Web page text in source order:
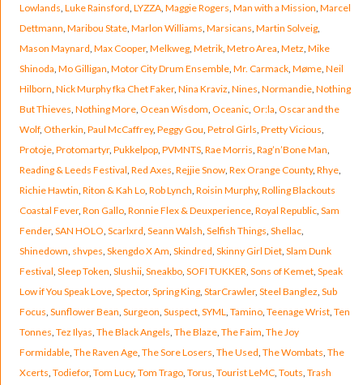
Lowlands Luke Rainsford LYZZA, Maggie Rogers Man with a Mission Marcel
Dettmann Maribou State, Marlon Williams Marsicans Martin Solveig,
Mason Maynard Max Cooper, Melkweg, Metrik, Metro Area Metz Mike
Shinoda Mo Gilligan Motor City Drum Ensemble, Mr. Carmack, Møme, Neil
Hilborn Nick Murphy fka Chet Faker, Nina Kraviz Nines Normandie, Nothing
But Thieves Nothing More, Ocean Wisdom Oceanic, Or:la Oscar and the
Wolf, Otherkin Paul McCaffrey, Peggy Gou Petrol Girls Pretty Vicious
Protoje, Protomartyr, Pukkelpop, PVMNTS, Rae Morris Rag’n’Bone Man
Reading & Leeds Festival Red Axes Rejjie Snow, Rex Orange County, Rhye,
Richie Hawtin Riton & Kah Lo, Rob Lynch Roisin Murphy, Rolling Blackouts
Coastal Fever, Ron Gallo, Ronnie Flex & Deuxperience, Royal Republic, Sam
Fender, SAN HOLO Scarlxrd Seann Walsh Selfish Things Shellac,
Shinedown shvpes Skengdo X Am Skindred Skinny Girl Diet, Slam Dunk
Festival Sleep Token Slushii, Sneakbo, SOFI TUKKER Sons of Kemet, Speak
Low if You Speak Love, Spector, Spring King, StarCrawler, Steel Banglez Sub
Focus Sunflower Bean Surgeon Suspect, SYML Tamino, Teenage Wrist, Ten
Tonnes Tez Ilyas The Black Angels The Blaze, The Faim The Joy
Formidable, The Raven Age, The Sore Losers The Used The Wombats The
Xcerts Todiefor, Tom Lucy, Tom Trago, Torus Tourist LeMC, Touts Trash